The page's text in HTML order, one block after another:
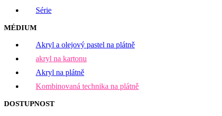
Série
MÉDIUM
Akryl a olejový pastel na plátně
akryl na kartonu
Akryl na plátně
Kombinovaná technika na plátně
DOSTUPNOST